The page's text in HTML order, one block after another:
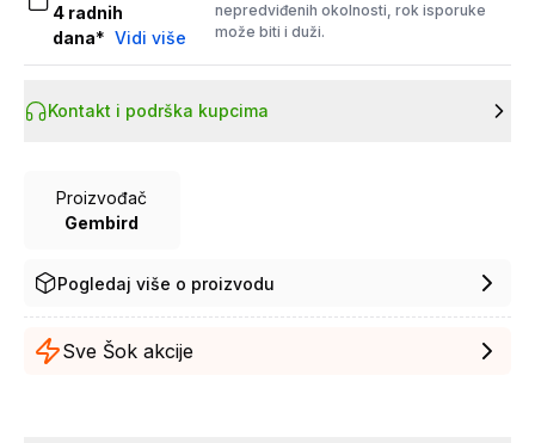
4 radnih
dana* Vidi više
nepredviđenih okolnosti, rok isporuke
može biti i duži.
Kontakt i podrška kupcima
Proizvođač
Gembird
Pogledaj više o proizvodu
Sve Šok akcije